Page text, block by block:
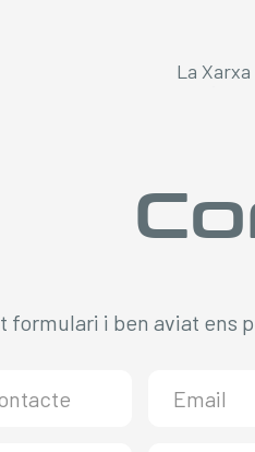
La Xarxa
formulari i ben aviat ens